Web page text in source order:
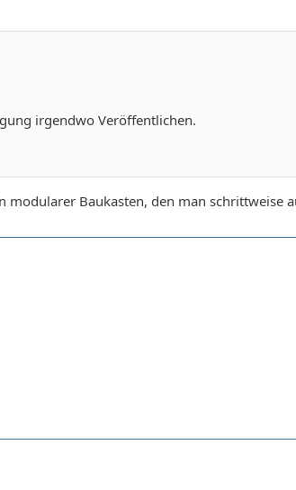
irgendwo Veröffentlichen.
modularer Baukasten, den man schrittweise